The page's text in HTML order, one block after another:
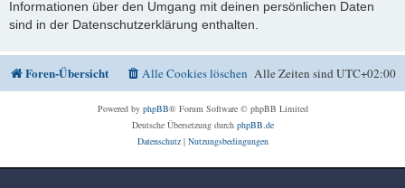
Informationen über den Umgang mit deinen persönlichen Daten
sind in der Datenschutzerklärung enthalten.
Foren-Übersicht Alle Zeiten sindUTC+02:00
Alle Cookies löschen
Powered by phpBB® Forum Software © phpBB Limited
Deutsche Übersetzung durch phpBB.de
Datenschutz| Nutzungsbedingungen